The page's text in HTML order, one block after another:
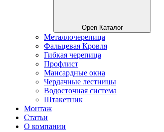
Open Каталог
Металлочерепица
Фальцевая Кровля
Гибкая черепица
Профлист
Мансардные окна
Чердачные лестницы
Водосточная система
Штакетник
Монтаж
Статьи
О компании